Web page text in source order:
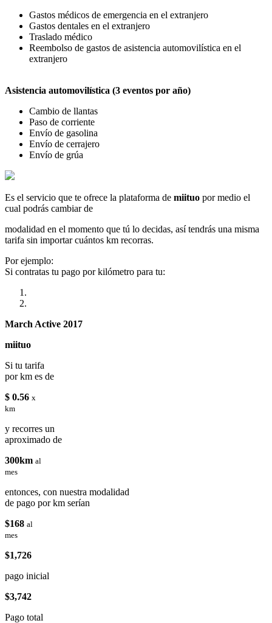
Gastos médicos de emergencia en el extranjero
Gastos dentales en el extranjero
Traslado médico
Reembolso de gastos de asistencia automovilística en el
extranjero
Asistencia automovilística (3 eventos por año)
Cambio de llantas
Paso de corriente
Envío de gasolina
Envío de cerrajero
Envío de grúa
Es el servicio que te ofrece la plataforma de miituo por medio el
cual podrás cambiar de
modalidad en el momento que tú lo decidas, así tendrás una misma
tarifa sin importar cuántos km recorras.
Por ejemplo:
Si contratas tu pago por kilómetro para tu:
March Active 2017
miituo
Si tu tarifa
por km es de
$ 0.56 x
km
y recorres un
aproximado de
300km al
mes
entonces, con nuestra modalidad
de pago por km serían
$168 al
mes
$1,726
pago inicial
$3,742
Pago total